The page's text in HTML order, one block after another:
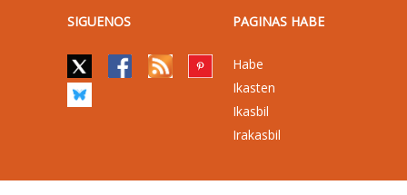
SIGUENOS PAGINAS HABE
Habe
Ikasten
Ikasbil
Irakasbil